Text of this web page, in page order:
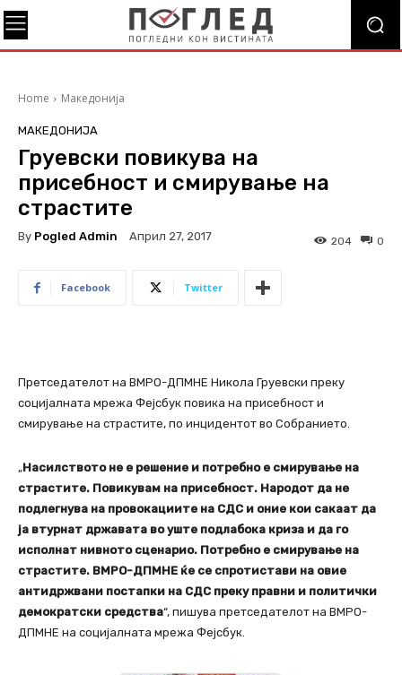
Home Македонија
МАКЕДОНИЈА
Груевски повикува на
присебност и смирување на
страстите
By Pogled Admin Април 27, 2017 0
204
Facebook Twitter
Претседателот на ВМРО-ДПМНЕ Никола Груевски преку
социјалната мрежа Фејсбук повика на присебност и
смирување на страстите, по инцидентот во Собранието.
„Насилството не е решение и потребно е смирување на
страстите. Повикувам на присебност. Народот да не
подлегнува на провокациите на СДС и оние кои сакаат да
ја втурнат државата во уште подлабока криза и да го
исполнат нивното сценарио. Потребно е смирување на
страстите. ВМРО-ДПМНЕ ќе се спротистави на овие
антидржвани постапки на СДС преку правни и политички
демократски средства“, пишува претседателот на ВМРО-
ДПМНЕ на социјалната мрежа Фејсбук.